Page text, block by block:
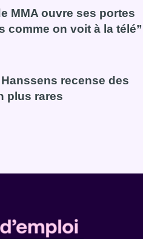
hospitalisées après un
MMA ouvre ses portes
comme on voit à la télé”
de MMA ouvre ses portes à
recense des
plus rares
Bart Hanssens recense des